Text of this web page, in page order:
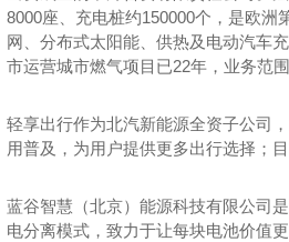
滑模施工检查验收的主要内容
8000座、充电桩约150000个，是欧
网、分布式太阳能、供热及电动汽车
市运营城市燃气项目已22年，业务范
轻享出行作为北汽新能源全资子公司
用普及，为用户提供更多出行选择；
蓝谷智慧（北京）能源科技有限公司
电分离模式，致力于让每块电池价值